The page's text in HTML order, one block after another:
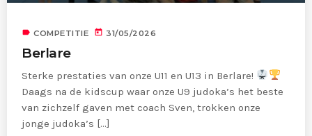
label COMPETITIE today 31/05/2026
Berlare
Sterke prestaties van onze U11 en U13 in Berlare!
Daags na de kidscup waar onze U9 judoka’s het beste
van zichzelf gaven met coach Sven, trokken onze
jonge judoka’s [...]